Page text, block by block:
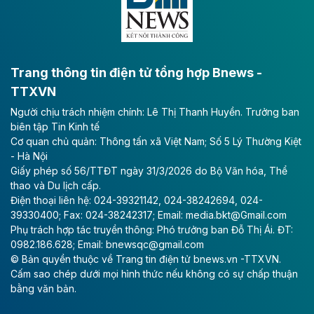
Long Thành
Tổng công ty Cảng hàng không Việt Nam - CTCP
(ACV) vừa lập kỷ lục mới về lợi nhuận trong quý
II/2026.
Theo baodautu.vn
Vinaconex lập đỉnh doanh thu
Tổng CTCP Xuất nhập khẩu và Xây dựng Việt Nam
(Vinaconex) đã khép lại nửa đầu năm với doanh thu
thuần gần 7.268 tỷ đồng, tăng 4% so với cùng kỳ và
cũng là mức cao nhất lịch sử hoạt động của doanh
nghiệp.
Trang thông tin điện tử tổng hợp Bnews -
TTXVN
Người chịu trách nhiệm chính: Lê Thị Thanh Huyền. Trưởng ban
biên tập Tin Kinh tế
Cơ quan chủ quản: Thông tấn xã Việt Nam; Số 5 Lý Thường Kiệt
- Hà Nội
Giấy phép số 56/TTĐT ngày 31/3/2026 do Bộ Văn hóa, Thể
thao và Du lịch cấp.
Điện thoại liên hệ: 024-39321142, 024-38242694, 024-
39330400; Fax: 024-38242317; Email: media.bkt@Gmail.com
Phụ trách hợp tác truyền thông: Phó trưởng ban Đỗ Thị Ái. ĐT:
0982.186.628; Email: bnewsqc@gmail.com
© Bản quyền thuộc về Trang tin điện tử bnews.vn -TTXVN.
Cấm sao chép dưới mọi hình thức nếu không có sự chấp thuận
bằng văn bản.